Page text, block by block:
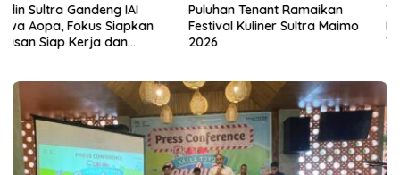
Puluhan Tenant Ramaikan
Festival Kuliner Sultra Maimo
2026
Tiga Kabupaten Sultra
Nikmati Layanan Imigrasi
Terintegrasi